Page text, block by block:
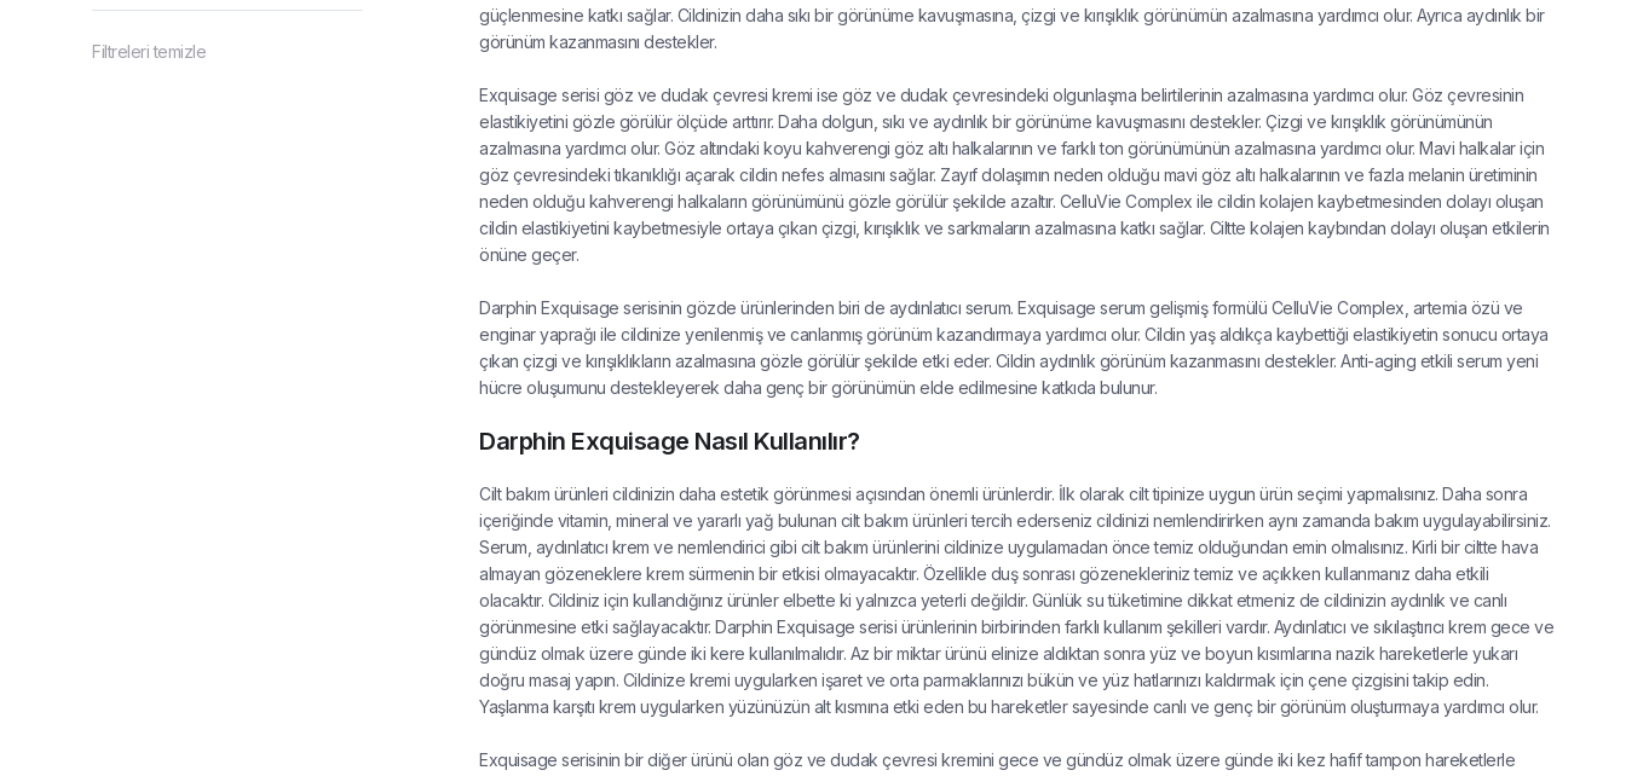
Filtreleri temizle
güçlenmesine katkı sağlar. Cildinizin daha sıkı bir görünüme kavuşmasına, çizgi ve kırışıklık görünümün azalmasına yardımcı olur. Ayrıca aydınlık bir
görünüm kazanmasını destekler.
Exquisage serisi göz ve dudak çevresi kremi ise göz ve dudak çevresindeki olgunlaşma belirtilerinin azalmasına yardımcı olur. Göz çevresinin
elastikiyetini gözle görülür ölçüde arttırır. Daha dolgun, sıkı ve aydınlık bir görünüme kavuşmasını destekler. Çizgi ve kırışıklık görünümünün
azalmasına yardımcı olur. Göz altındaki koyu kahverengi göz altı halkalarının ve farklı ton görünümünün azalmasına yardımcı olur. Mavi halkalar için
göz çevresindeki tıkanıklığı açarak cildin nefes almasını sağlar. Zayıf dolaşımın neden olduğu mavi göz altı halkalarının ve fazla melanin üretiminin
neden olduğu kahverengi halkaların görünümünü gözle görülür şekilde azaltır. CelluVie Complex ile cildin kolajen kaybetmesinden dolayı oluşan
cildin elastikiyetini kaybetmesiyle ortaya çıkan çizgi, kırışıklık ve sarkmaların azalmasına katkı sağlar. Ciltte kolajen kaybından dolayı oluşan etkilerin
önüne geçer.
Darphin Exquisage serisinin gözde ürünlerinden biri de aydınlatıcı serum. Exquisage serum gelişmiş formülü CelluVie Complex, artemia özü ve
enginar yaprağı ile cildinize yenilenmiş ve canlanmış görünüm kazandırmaya yardımcı olur. Cildin yaş aldıkça kaybettiği elastikiyetin sonucu ortaya
çıkan çizgi ve kırışıklıkların azalmasına gözle görülür şekilde etki eder. Cildin aydınlık görünüm kazanmasını destekler. Anti-aging etkili serum yeni
hücre oluşumunu destekleyerek daha genç bir görünümün elde edilmesine katkıda bulunur.
Darphin Exquisage Nasıl Kullanılır?
Cilt bakım ürünleri cildinizin daha estetik görünmesi açısından önemli ürünlerdir. İlk olarak cilt tipinize uygun ürün seçimi yapmalısınız. Daha sonra
içeriğinde vitamin, mineral ve yararlı yağ bulunan cilt bakım ürünleri tercih ederseniz cildinizi nemlendirirken aynı zamanda bakım uygulayabilirsiniz.
Serum, aydınlatıcı krem ve nemlendirici gibi cilt bakım ürünlerini cildinize uygulamadan önce temiz olduğundan emin olmalısınız. Kirli bir ciltte hava
almayan gözeneklere krem sürmenin bir etkisi olmayacaktır. Özellikle duş sonrası gözenekleriniz temiz ve açıkken kullanmanız daha etkili
olacaktır. Cildiniz için kullandığınız ürünler elbette ki yalnızca yeterli değildir. Günlük su tüketimine dikkat etmeniz de cildinizin aydınlık ve canlı
görünmesine etki sağlayacaktır. Darphin Exquisage serisi ürünlerinin birbirinden farklı kullanım şekilleri vardır. Aydınlatıcı ve sıkılaştırıcı krem gece ve
gündüz olmak üzere günde iki kere kullanılmalıdır. Az bir miktar ürünü elinize aldıktan sonra yüz ve boyun kısımlarına nazik hareketlerle yukarı
doğru masaj yapın. Cildinize kremi uygularken işaret ve orta parmaklarınızı bükün ve yüz hatlarınızı kaldırmak için çene çizgisini takip edin.
Yaşlanma karşıtı krem uygularken yüzünüzün alt kısmına etki eden bu hareketler sayesinde canlı ve genç bir görünüm oluşturmaya yardımcı olur.
Exquisage serisinin bir diğer ürünü olan göz ve dudak çevresi kremini gece ve gündüz olmak üzere günde iki kez hafif tampon hareketlerle